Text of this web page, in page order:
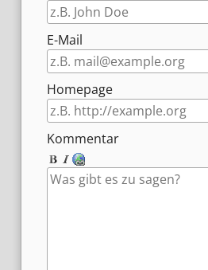
E-Mail
Homepage
Kommentar